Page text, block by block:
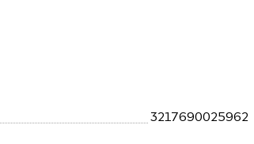
3217690025962